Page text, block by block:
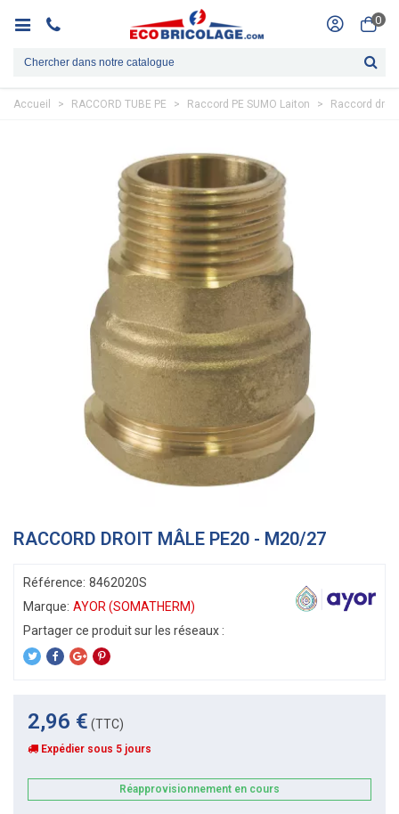
0
Accueil > RACCORD TUBE PE > Raccord PE SUMO Laiton > Raccord
RACCORD DROIT MÂLE PE20 - M20/27
Référence: 8462020S
Marque: AYOR (SOMATHERM)
2,96 € (TTC)
Expédier sous 5 jours
Réapprovisionnement en cours